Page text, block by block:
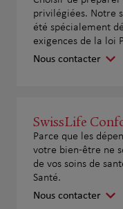
privilégiées. Notre
été spécialement
exigences de la loi
Nous contacter
SwissLife
Parce que les
votre bien-être ne
de vos soins de
Santé.
Nous contacter